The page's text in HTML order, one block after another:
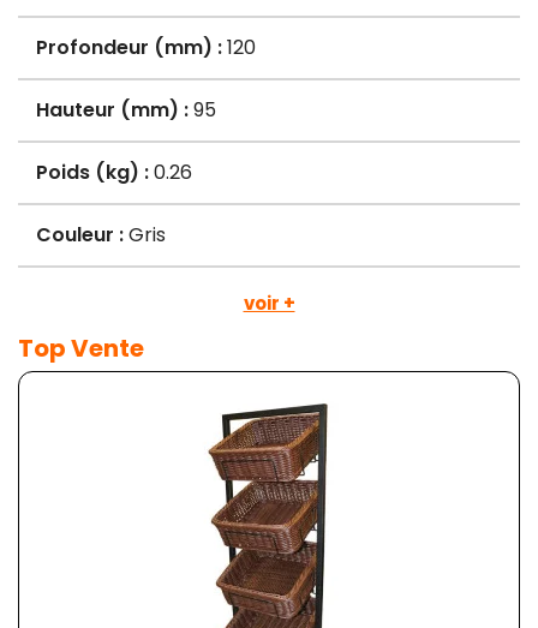
Profondeur (mm) :120
Hauteur (mm) :95
Poids (kg) :0.26
Couleur :Gris
voir +
Top Vente